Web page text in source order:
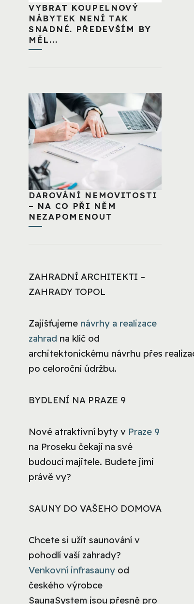
VYBRAT KOUPELNOVÝ
NÁBYTEK NENÍ TAK
SNADNÉ. PŘEDEVŠÍM BY
MĚL...
DAROVÁNÍ NEMOVITOSTI
– NA CO PŘI NĚM
NEZAPOMENOUT
ZAHRADNÍ ARCHITEKTI –
ZAHRADY TOPOL
Zajišťujeme návrhy a realizace
zahrad na klíč od
architektonickému návrhu přes
po celoroční údržbu.
BYDLENÍ NA PRAZE 9
Nové atraktivní byty v Praze 9
na Proseku čekají na své
budoucí majitele. Budete jimi
právě vy?
SAUNY DO VAŠEHO DOMOVA
Chcete si užít saunování v
pohodlí vaší zahrady?
Venkovní infrasauny od
českého výrobce
SaunaSystem jsou přesně pro